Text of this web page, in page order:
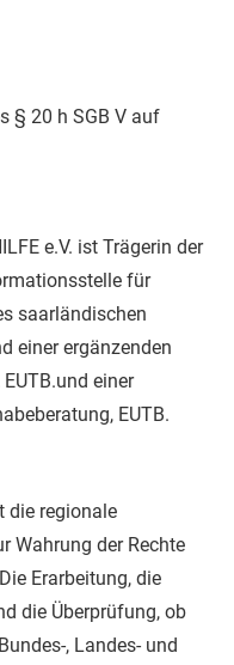
§ 20 h SGB V auf
e.V. ist Trägerin der
für
saarländischen
einer ergänzenden
einer
EUTB.
die regionale
Wahrung der Rechte
Erarbeitung, die
die Überprüfung, ob
, Landes- und